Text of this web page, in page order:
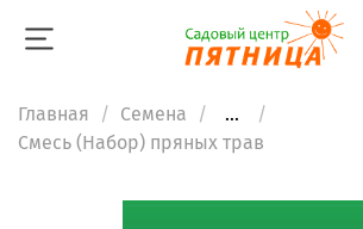
Главная Семена
...
Смесь (Набор) пряных трав